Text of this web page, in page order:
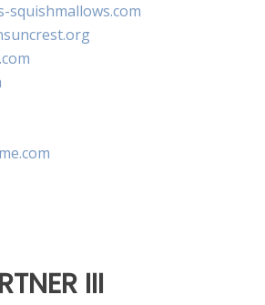
squishmallows.com
III